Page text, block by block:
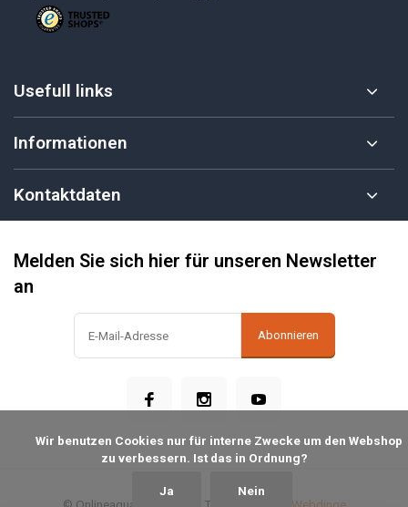
Usefull links
Informationen
Kontaktdaten
Melden Sie sich hier für unseren Newsletter
an
Abonnieren
zu verbessern. Ist das in Ordnung?
Ja Nein